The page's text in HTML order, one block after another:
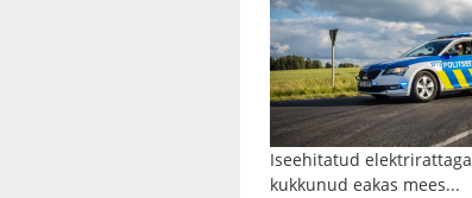
Iseehitatud elektrirattaga
kukkunud eakas mees...